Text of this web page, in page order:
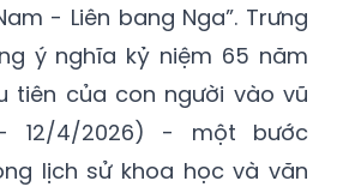
- Liên bang Nga”. Trưng
ý nghĩa kỷ niệm 65 năm
tiên của con người vào vũ
- 12/4/2026) - một bước
lịch sử khoa học và văn